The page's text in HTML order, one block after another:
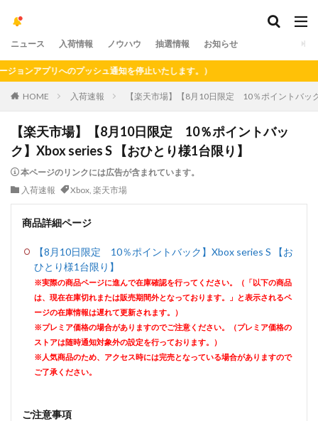
ニュース 入荷情報 ノウハウ 抽選情報 お知らせ
プリへのプッシュ通知を停止いたします。）
HOME 入荷速報 【楽天市場】【8月10日限定 10％ポイントバッ
【楽天市場】【8月10日限定 10％ポイントバッ
ク】Xbox series S 【おひとり様1台限り】
本ページのリンクには広告が含まれています。
入荷速報
Xbox, 楽天市場
商品詳細ページ
【8月10日限定 10％ポイントバック】Xbox series S 【お
ひとり様1台限り】
※実際の商品ページに進んで在庫確認を行ってください。（「以下の商品
は、現在在庫切れまたは販売期間外となっております。」と表示されるペ
ージの在庫情報は遅れて更新されます。）
※プレミア価格の場合がありますのでご注意ください。（プレミア価格の
ストアは随時通知対象外の設定を行っております。）
※人気商品のため、アクセス時には完売となっている場合がありますので
ご了承ください。
ご注意事項